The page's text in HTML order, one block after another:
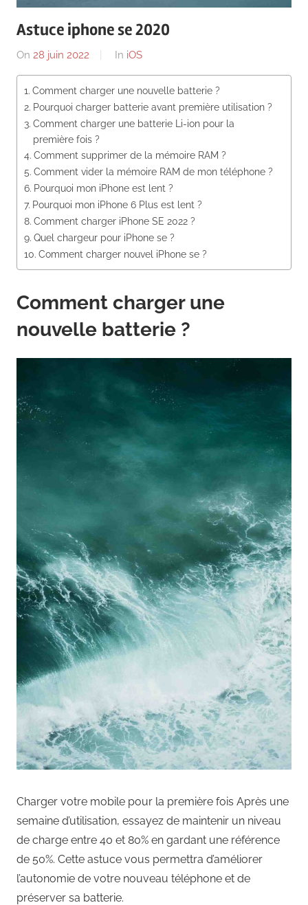
News
Astuce iphone se 2020
On 28 juin 2022 By
In iOS
Comment charger une nouvelle batterie ?
Pourquoi charger batterie avant première utilisation ?
Comment charger une batterie Li-ion pour la
première fois ?
Comment supprimer de la mémoire RAM ?
Comment vider la mémoire RAM de mon téléphone ?
Pourquoi mon iPhone est lent ?
Pourquoi mon iPhone 6 Plus est lent ?
Comment charger iPhone SE 2022 ?
Quel chargeur pour iPhone se ?
Comment charger nouvel iPhone se ?
Comment charger une
nouvelle batterie ?
Charger votre mobile pour la première fois Après une
semaine d’utilisation, essayez de maintenir un niveau
de charge entre 40 et 80% en gardant une référence
de 50%. Cette astuce vous permettra d’améliorer
l’autonomie de votre nouveau téléphone et de
préserver sa batterie.